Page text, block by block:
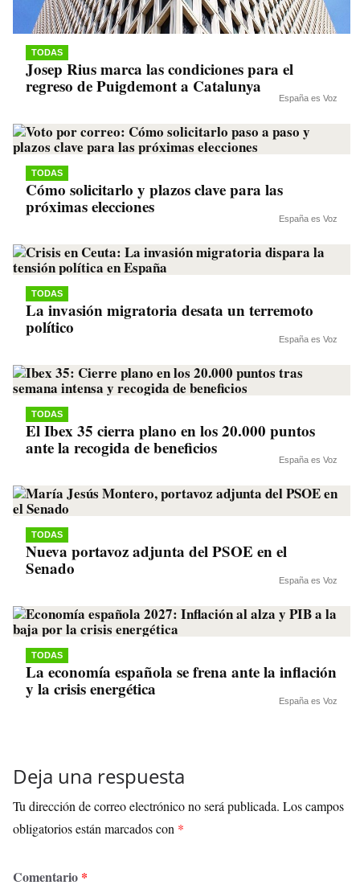
TODAS
Josep Rius marca las condiciones para el
regreso de Puigdemont a Catalunya
España es Voz
TODAS
Cómo solicitarlo y plazos clave para las
próximas elecciones
España es Voz
TODAS
La invasión migratoria desata un terremoto
político
España es Voz
TODAS
El Ibex 35 cierra plano en los 20.000 puntos
ante la recogida de beneficios
España es Voz
TODAS
Nueva portavoz adjunta del PSOE en el
Senado
España es Voz
TODAS
La economía española se frena ante la inflación
y la crisis energética
España es Voz
Deja una respuesta
Tu dirección de correo electrónico no será publicada. Los campos
obligatorios están marcados con *
Comentario *